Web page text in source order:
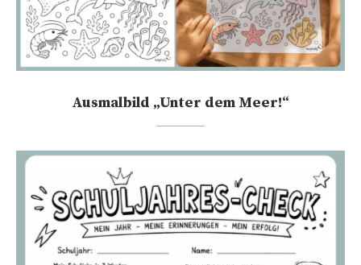
Ausmalbild „Unter dem Meer!“